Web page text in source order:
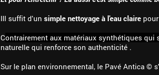
IIl suffit d'un simple nettoyage à l'eau claire
Contrairement aux matériaux synthétiques qui
naturelle qui renforce son authenticité .
Sur le plan environnemental, le Pavé Antica ©